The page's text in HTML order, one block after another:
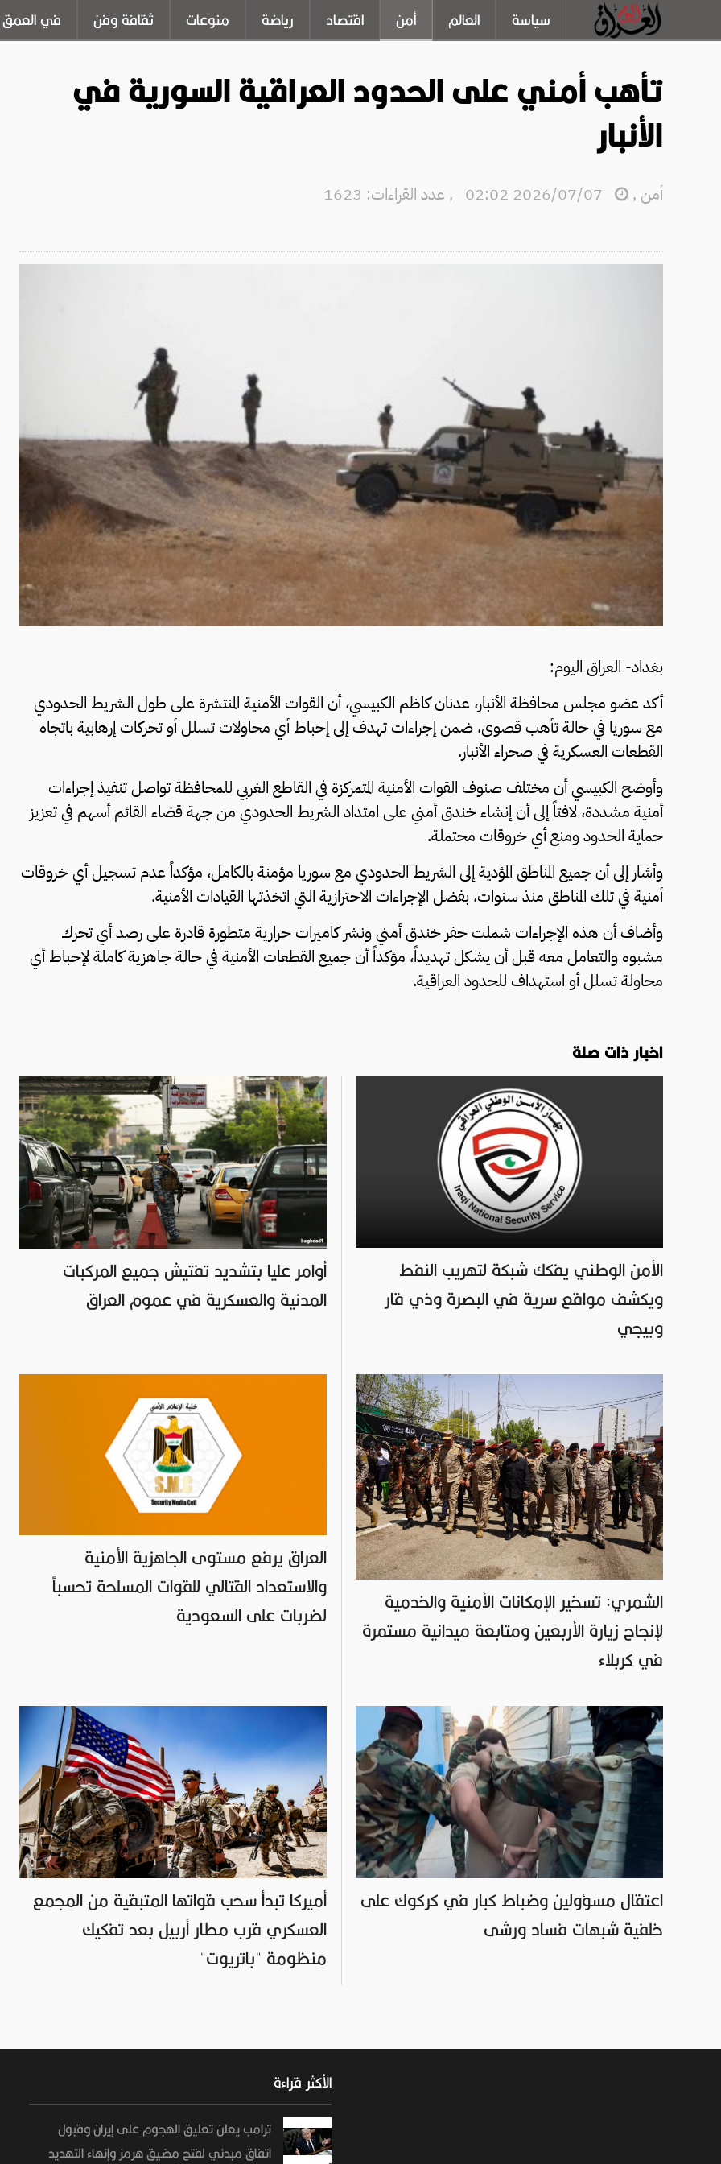
سياسة العالم أمن اقتصاد رياضة منوعات ثقافة وفن في العمق
تأهب أمني على الحدود العراقية السورية في
الأنبار
أمن ,
, عدد القراءات: 1623
بغداد- العراق اليوم:
أكد عضو مجلس محافظة الأنبار، عدنان كاظم الكبيسي، أن القوات الأمنية المنتشرة على طول الشريط الحدودي
مع سوريا في حالة تأهب قصوى، ضمن إجراءات تهدف إلى إحباط أي محاولات تسلل أو تحركات إرهابية باتجاه
القطعات العسكرية في صحراء الأنبار.
وأوضح الكبيسي أن مختلف صنوف القوات الأمنية المتمركزة في القاطع الغربي للمحافظة تواصل تنفيذ إجراءات
أمنية مشددة، لافتاً إلى أن إنشاء خندق أمني على امتداد الشريط الحدودي من جهة قضاء القائم أسهم في تعزيز
حماية الحدود ومنع أي خروقات محتملة.
وأشار إلى أن جميع المناطق المؤدية إلى الشريط الحدودي مع سوريا مؤمنة بالكامل، مؤكداً عدم تسجيل أي خروقات
أمنية في تلك المناطق منذ سنوات، بفضل الإجراءات الاحترازية التي اتخذتها القيادات الأمنية.
وأضاف أن هذه الإجراءات شملت حفر خندق أمني ونشر كاميرات حرارية متطورة قادرة على رصد أي تحرك
مشبوه والتعامل معه قبل أن يشكل تهديداً، مؤكداً أن جميع القطعات الأمنية في حالة جاهزية كاملة لإحباط أي
محاولة تسلل أو استهداف للحدود العراقية.
اخبار ذات صلة
أوامر عليا بتشديد تفتيش جميع المركبات
المدنية والعسكرية في عموم العراق
الأمن الوطني يفكك شبكة لتهريب النفط
ويكشف مواقع سرية في البصرة وذي قار
وبيجي
العراق يرفع مستوى الجاهزية الأمنية
والاستعداد القتالي للقوات المسلحة تحسباً
لضربات على السعودية
الشمري: تسخير الإمكانات الأمنية والخدمية
لإنجاح زيارة الأربعين ومتابعة ميدانية مستمرة
في كربلاء
أميركا تبدأ سحب قواتها المتبقية من المجمع
العسكري قرب مطار أربيل بعد تفكيك
منظومة "باتريوت"
اعتقال مسؤولين وضباط كبار في كركوك على
خلفية شبهات فساد ورشى
الأكثر قراءة
ترامب يعلن تعليق الهجوم على إيران وقبول
اتفاق مبدئي لفتح مضيق هرمز وإنهاء التهديد